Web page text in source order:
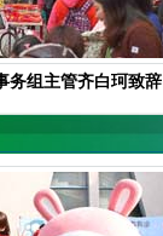
务组主管齐白珂致辞